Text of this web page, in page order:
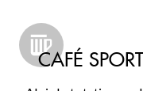
CAFÉ